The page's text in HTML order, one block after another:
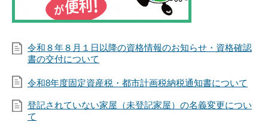
令和８年８月１日以降の資格情報のお知らせ・資格確認
書の交付について
令和8年度固定資産税・都市計画税納税通知書について
登記されていない家屋（未登記家屋）の名義変更につい
て